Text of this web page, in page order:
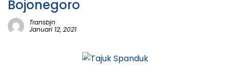
Bojonegoro
Transbjn
Januari 12, 2021